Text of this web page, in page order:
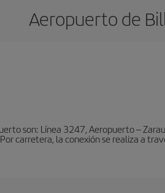
Aeropuerto de
son: Línea 3247, Aeropuerto –
carretera, la conexión se realiza a